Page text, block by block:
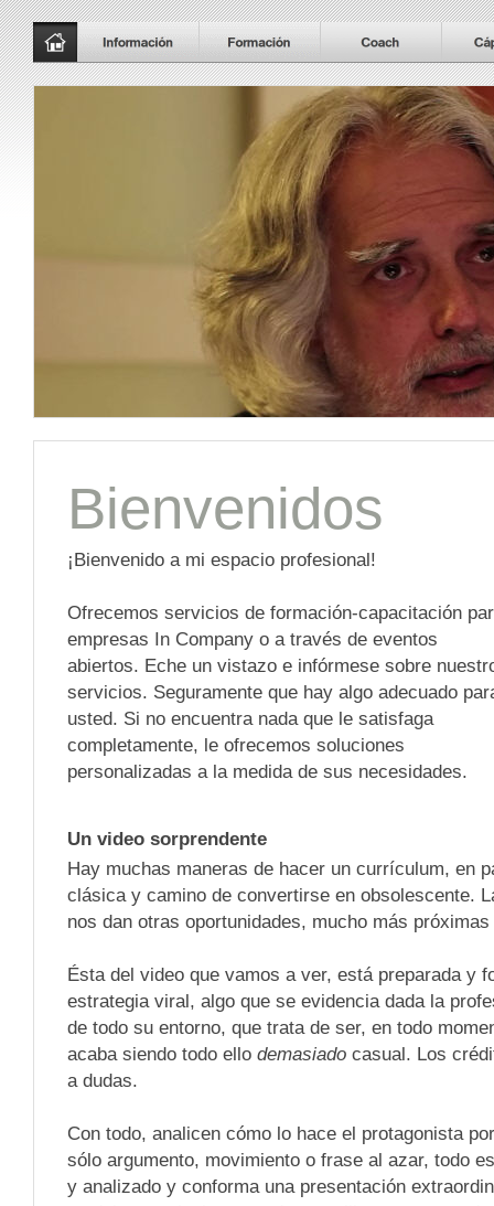
Bienvenidos
¡Bienvenido a mi espacio profesional!
Ofrecemos servicios de formación-capacitación
empresas In Company o a través de eventos
abiertos. Eche un vistazo e infórmese sobre
servicios. Seguramente que hay algo adecuado
usted. Si no encuentra nada que le satisfaga
completamente, le ofrecemos soluciones
personalizadas a la medida de sus necesidades.
Un video sorprendente
Hay muchas maneras de hacer un currículum, en
clásica y camino de convertirse en obsolescente.
nos dan otras oportunidades, mucho más
Ésta del video que vamos a ver, está preparada y
estrategia viral, algo que se evidencia dada la
de todo su entorno, que trata de ser, en todo
acaba siendo todo ello demasiado casual. Los
a dudas.
Con todo, analicen cómo lo hace el protagonista
sólo argumento, movimiento o frase al azar, todo
y analizado y conforma una presentación